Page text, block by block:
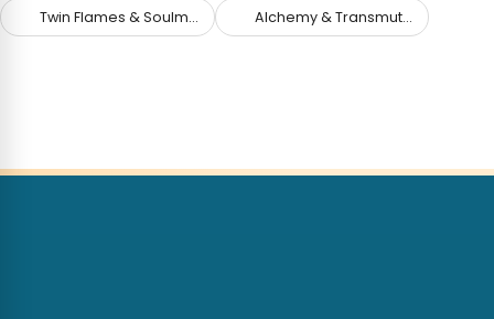
Twin Flames & Soulmates Alchemy & Transmutation